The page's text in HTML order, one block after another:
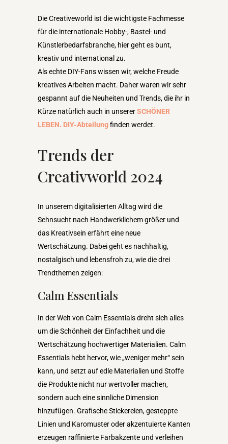
Die Creativeworld ist die wichtigste Fachmesse
für die internationale Hobby-, Bastel- und
Künstlerbedarfsbranche, hier geht es bunt,
kreativ und international zu.
Als echte DIY-Fans wissen wir, welche Freude
kreatives Arbeiten macht. Daher waren wir sehr
gespannt auf die Neuheiten und Trends, die ihr in
Kürze natürlich auch in unsererSCHÖNER
LEBEN. DIY-Abteilungfinden werdet.
Trends der
Creativworld 2024
In unserem digitalisierten Alltag wird die
Sehnsucht nach Handwerklichem größer und
das Kreativsein erfährt eine neue
Wertschätzung. Dabei geht es nachhaltig,
nostalgisch und lebensfroh zu, wie die drei
Trendthemen zeigen:
Calm Essentials
In der Welt von Calm Essentials dreht sich alles
um die Schönheit der Einfachheit und die
Wertschätzung hochwertiger Materialien. Calm
Essentials hebt hervor, wie „weniger mehr“ sein
kann, und setzt auf edle Materialien und Stoffe
die Produkte nicht nur wertvoller machen,
sondern auch eine sinnliche Dimension
hinzufügen. Grafische Stickereien, gesteppte
Linien und Karomuster oder akzentuierte Kanten
erzeugen raffinierte Farbakzente und verleihen